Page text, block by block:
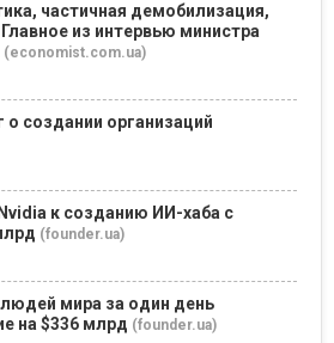
частичная демобилизация,
из интервью министра
(economist.com.ua)
создании организаций
к созданию ИИ-хаба с
(founder.ua)
мира за один день
на $336 млрд (founder.ua)